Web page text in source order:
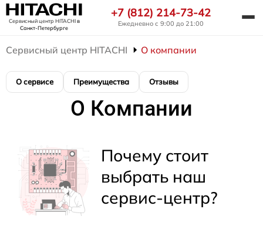
Сервисный центр HITACHIв
Санкт-Петербурге
+7 (812) 214-73-42
Ежедневно с 9:00 до 21:00
Сервисный центр HITACHI О компании
О сервисе Преимущества Отзывы
О Компании
Почему стоит
выбрать наш
сервис-центр?